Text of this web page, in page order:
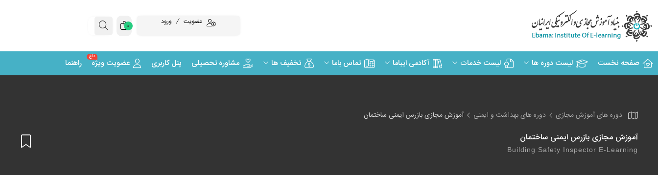
عضویت ورود 0
صفحه نخست لیست دوره ها لیست خدمات آکادمی ایباما تماس باما تخفیف ها مشاوره تحصیلی پنل کاربری عضویت ویژه
داغ
راهنما
دوره های آموزش مجازی دوره های بهداشت و ایمنی آموزش مجازی بازرس ایمنی ساختمان
آموزش مجازی بازرس ایمنی ساختمان
Building Safety Inspector E-Learning